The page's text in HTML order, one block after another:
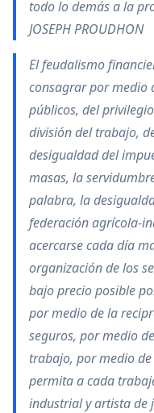
todo lo demás a la
JOSEPH PROUDHON
El feudalismo
consagrar por medio
públicos, del
división del trabajo,
desigualdad del
masas, la
palabra, la
federación agrícola-
acercarse cada día
organización de los
bajo precio posible
por medio de la
seguros, por medio
trabajo, por medio
permita a cada
industrial y artista de